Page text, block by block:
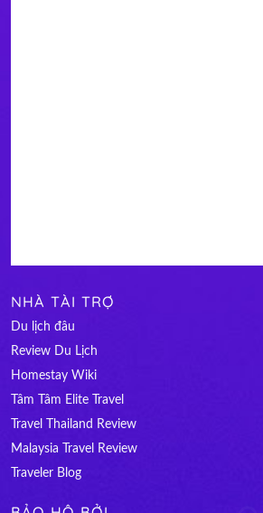
NHÀ TÀI TRỢ
Du lịch đâu
Review Du Lịch
Homestay Wiki
Tâm Tâm Elite Travel
Travel Thailand Review
Malaysia Travel Review
Traveler Blog